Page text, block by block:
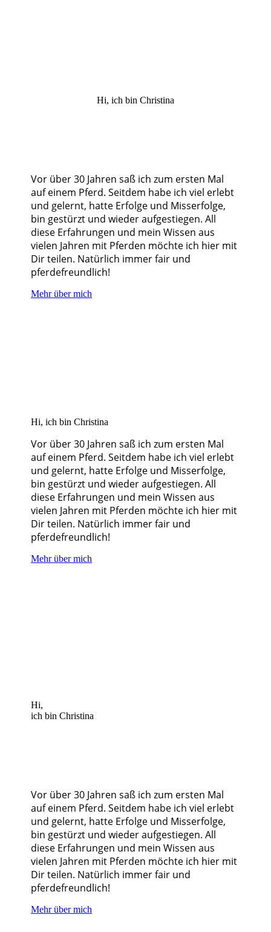
Hi, ich bin Christina
Vor über 30 Jahren saß ich zum ersten Mal
auf einem Pferd. Seitdem habe ich viel erlebt
und gelernt, hatte Erfolge und Misserfolge,
bin gestürzt und wieder aufgestiegen. All
diese Erfahrungen und mein Wissen aus
vielen Jahren mit Pferden möchte ich hier mit
Dir teilen. Natürlich immer fair und
pferdefreundlich!
Mehr über mich
Hi, ich bin Christina
Vor über 30 Jahren saß ich zum ersten Mal
auf einem Pferd. Seitdem habe ich viel erlebt
und gelernt, hatte Erfolge und Misserfolge,
bin gestürzt und wieder aufgestiegen. All
diese Erfahrungen und mein Wissen aus
vielen Jahren mit Pferden möchte ich hier mit
Dir teilen. Natürlich immer fair und
pferdefreundlich!
Mehr über mich
Hi,
ich bin Christina
Vor über 30 Jahren saß ich zum ersten Mal
auf einem Pferd. Seitdem habe ich viel erlebt
und gelernt, hatte Erfolge und Misserfolge,
bin gestürzt und wieder aufgestiegen. All
diese Erfahrungen und mein Wissen aus
vielen Jahren mit Pferden möchte ich hier mit
Dir teilen. Natürlich immer fair und
pferdefreundlich!
Mehr über mich